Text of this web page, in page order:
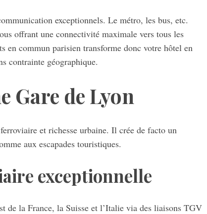
exceptionnels. Le métro, les bus, etc.
offrant une connectivité maximale vers tous les
en commun parisien transforme donc votre hôtel en
contrainte géographique.
Gare de Lyon
et richesse urbaine. Il crée de facto un
aux escapades touristiques.
exceptionnelle
de la France, la Suisse et l’Italie via des liaisons TGV